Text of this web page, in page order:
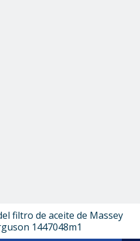
filtro de aceite de Massey
1447048m1